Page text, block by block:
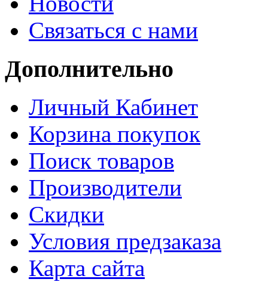
Связаться с нами
Дополнительно
Личный Кабинет
Корзина покупок
Поиск товаров
Производители
Скидки
Условия предзаказа
Карта сайта